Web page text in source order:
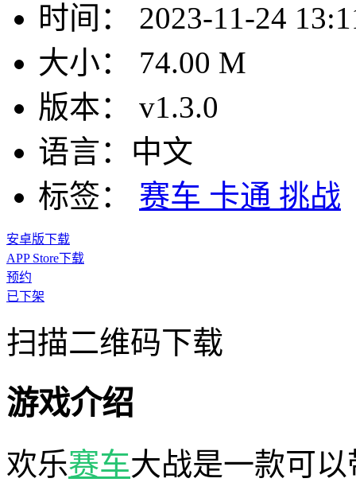
时间：
2023-11-24
大小：
74.00 M
版本：
v1.3.0
语言： 中文
标签：
赛车 卡通 挑战
安卓版下载
APP Store下载
预约
已下架
扫描二维码下载
游戏介绍
欢乐赛车大战是一款可